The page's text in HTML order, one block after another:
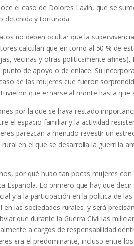
el caso de Dolores Lavín, que se
detenida y torturada.
no deben ocultar que la
calculan que en torno al 50 % de
vecinas y otras políticamente
de apoyo o de enlace. Su
de las mujeres que fueron
que echarse al monte hasta
por la que se haya restado
el espacio familiar y la actividad
parezcan a menudo revestir un
en el que se desarrolla la guerrilla
por qué hubo tan pocas mujeres
Española. Lo primero que hay que
y a la participación en la política de
en las sociedades rurales, y será
que durante la Guerra Civil las
a cargos de responsabilidad
era el predominante, incluso entre